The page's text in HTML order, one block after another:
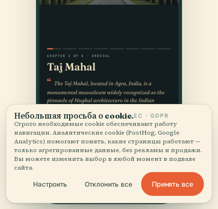
Небольшая просьба о cookie.ЕС · GDPR
Строго необходимые cookie обеспечивают работу
навигации. Аналитические cookie (PostHog, Google
Analytics) помогают понять, какие страницы работают —
только агрегированные данные, без рекламы и продажи.
Вы можете изменить выбор в любой момент в подвале
сайта.
Настроить Отклонить все Принять все